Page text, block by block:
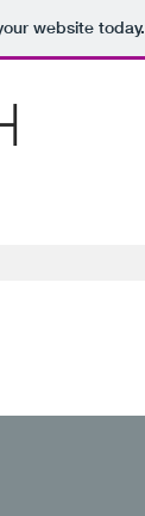
website today.